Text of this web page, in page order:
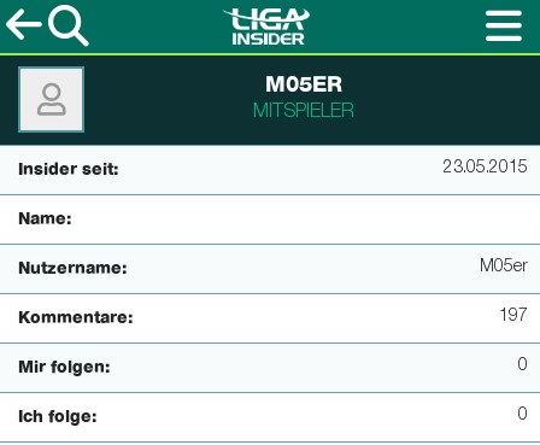
M05ER
MITSPIELER
Insider seit: 23.05.2015
Name:
Nutzername: M05er
Kommentare: 197
Mir folgen: 0
Ich folge: 0